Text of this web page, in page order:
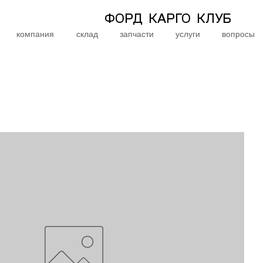
ФОРД КАРГО КЛУБ
компания склад запчасти услуги вопросы